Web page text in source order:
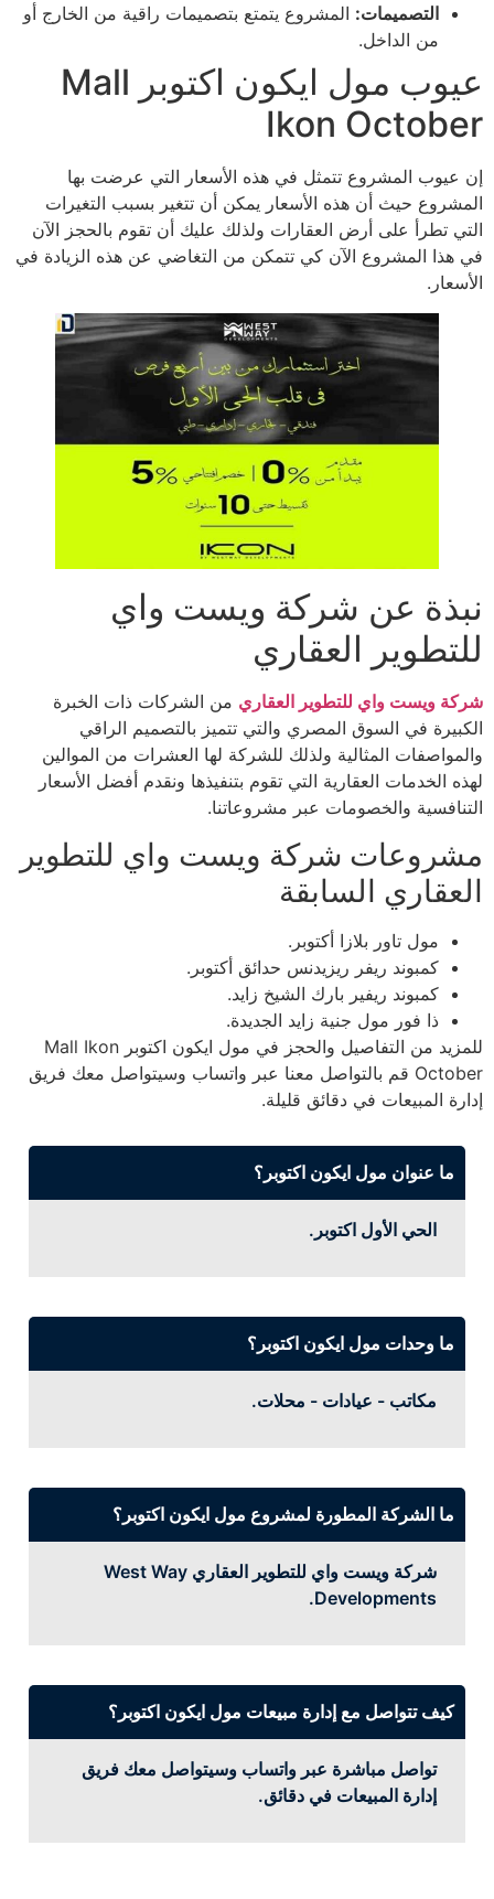
التصميمات: المشروع يتمتع بتصميمات راقية من الخارج أو
من الداخل.
عيوب مول ايكون اكتوبر Mall
Ikon October
إن عيوب المشروع تتمثل في هذه الأسعار التي عرضت بها
المشروع حيث أن هذه الأسعار يمكن أن تتغير بسبب التغيرات
التي تطرأ على أرض العقارات ولذلك عليك أن تقوم بالحجز الآن
في هذا المشروع الآن كي تتمكن من التغاضي عن هذه الزيادة في
الأسعار.
نبذة عن شركة ويست واي
للتطوير العقاري
شركة ويست واي للتطوير العقاري من الشركات ذات الخبرة
الكبيرة في السوق المصري والتي تتميز بالتصميم الراقي
والمواصفات المثالية ولذلك للشركة لها العشرات من الموالين
لهذه الخدمات العقارية التي تقوم بتنفيذها ونقدم أفضل الأسعار
التنافسية والخصومات عبر مشروعاتنا.
مشروعات شركة ويست واي للتطوير
العقاري السابقة
مول تاور بلازا أكتوبر.
كمبوند ريفر ريزيدنس حدائق أكتوبر.
كمبوند ريفير بارك الشيخ زايد.
ذا فور مول جنية زايد الجديدة.
للمزيد من التفاصيل والحجز في مول ايكون اكتوبر Mall Ikon
October قم بالتواصل معنا عبر واتساب وسيتواصل معك فريق
إدارة المبيعات في دقائق قليلة.
ما عنوان مول ايكون اكتوبر؟
الحي الأول اكتوبر.
ما وحدات مول ايكون اكتوبر؟
مكاتب - عيادات - محلات.
ما الشركة المطورة لمشروع مول ايكون اكتوبر؟
شركة ويست واي للتطوير العقاري West Way
Developments.
كيف تتواصل مع إدارة مبيعات مول ايكون اكتوبر؟
تواصل مباشرة عبر واتساب وسيتواصل معك فريق
إدارة المبيعات في دقائق.